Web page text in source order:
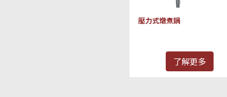
壓力式燉煮鍋
了解更多